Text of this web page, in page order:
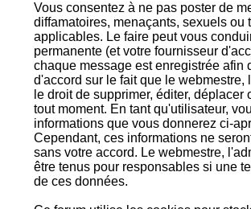
Vous consentez à ne pas poster de
diffamatoires, menaçants, sexuels
applicables. Le faire peut vous
permanente (et votre fournisseur
chaque message est enregistrée afin
d'accord sur le fait que le
le droit de supprimer, éditer,
tout moment. En tant qu'utilisateur,
informations que vous donnerez ci-
Cependant, ces informations ne
sans votre accord. Le webmestre,
être tenus pour responsables si une
de ces données.